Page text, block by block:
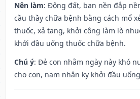
Nên làm: Động đất, ban nền đắp
cầu thầy chữa bệnh bằng cách mổ
thuốc, xả tang, khởi công làm lò
khởi đầu uống thuốc chữa bệnh.
Chú ý: Đẻ con nhằm ngày này khó
cho con, nam nhân kỵ khởi đầu